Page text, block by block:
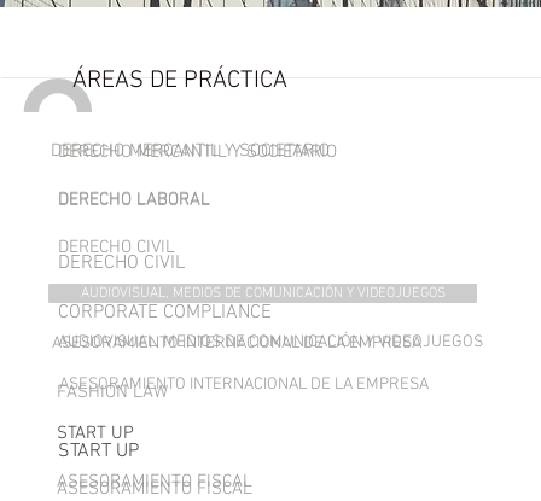
ÁREAS DE PRÁCTICA
DERECHO LABORAL
DERECHO CIVIL
FASHION LAW
ASESORAMIENTO FISCAL
START UP
DERECHO MERCANTIL Y SOCIETARIO
AUDIOVISUAL, MEDIOS DE COMUNICACIÓN Y VIDEOJUEGOS
ASESORAMIENTO INTERNACIONAL DE LA EMPRESA
DERECHO MERCANTIL Y SOCIETARIO
DERECHO LABORAL
DERECHO CIVIL
CORPORATE COMPLIANCE
ASESORAMIENTO INTERNACIONAL DE LA EMPRESA
AUDIOVISUAL, MEDIOS DE COMUNICACIÓN Y VIDEOJUEGOS
START UP
ASESORAMIENTO FISCAL